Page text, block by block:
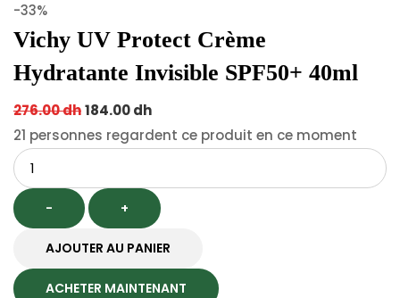
-33%
Vichy UV Protect Crème
Hydratante Invisible SPF50+ 40ml
276.00dhOriginal
price
276.00 dh.
184.00dhCurrent
price
184.00 dh.
21 personnes regardent ce produit en ce moment
Quantité
- +
AJOUTER AU PANIER
ACHETER MAINTENANT